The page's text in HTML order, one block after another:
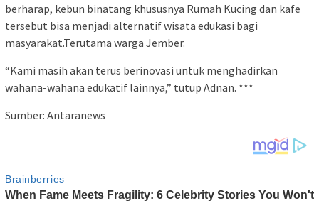
berharap, kebun binatang khususnya Rumah Kucing dan kafe
tersebut bisa menjadi alternatif wisata edukasi bagi
masyarakat.Terutama warga Jember.
“Kami masih akan terus berinovasi untuk menghadirkan
wahana-wahana edukatif lainnya,” tutup Adnan. ***
Sumber: Antaranews